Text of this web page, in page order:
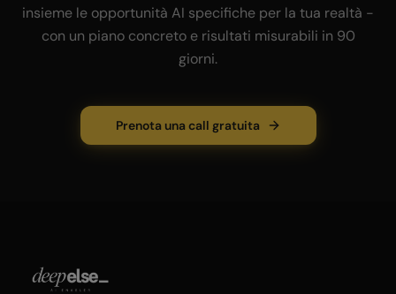
insieme le opportunità AI specifiche per la tua realtà -
con un piano concreto e risultati misurabili in 90
giorni.
Prenota una call gratuita